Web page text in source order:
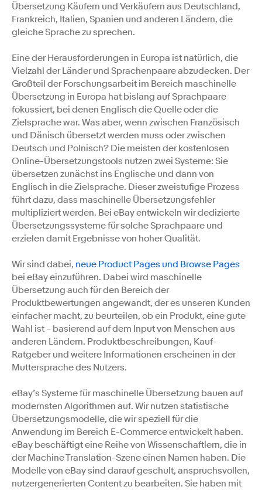
Übersetzung Käufern und Verkäufern aus Deutschland,
Frankreich, Italien, Spanien und anderen Ländern, die
gleiche Sprache zu sprechen.
Eine der Herausforderungen in Europa ist natürlich, die
Vielzahl der Länder und Sprachenpaare abzudecken. Der
Großteil der Forschungsarbeit im Bereich maschinelle
Übersetzung in Europa hat bislang auf Sprachpaare
fokussiert, bei denen Englisch die Quelle oder die
Zielsprache war. Was aber, wenn zwischen Französisch
und Dänisch übersetzt werden muss oder zwischen
Deutsch und Polnisch? Die meisten der kostenlosen
Online-Übersetzungstools nutzen zwei Systeme: Sie
übersetzen zunächst ins Englische und dann von
Englisch in die Zielsprache. Dieser zweistufige Prozess
führt dazu, dass maschinelle Übersetzungsfehler
multipliziert werden. Bei eBay entwickeln wir dedizierte
Übersetzungssysteme für solche Sprachpaare und
erzielen damit Ergebnisse von hoher Qualität.
Wir sind dabei, neue Product Pages und Browse Pages
bei eBay einzuführen. Dabei wird maschinelle
Übersetzung auch für den Bereich der
Produktbewertungen angewandt, der es unseren Kunden
einfacher macht, zu beurteilen, ob ein Produkt, eine gute
Wahl ist – basierend auf dem Input von Menschen aus
anderen Ländern. Produktbeschreibungen, Kauf-
Ratgeber und weitere Informationen erscheinen in der
Muttersprache des Nutzers.
eBay’s Systeme für maschinelle Übersetzung bauen auf
modernsten Algorithmen auf. Wir nutzen statistische
Übersetzungsmodelle, die wir speziell für die
Anwendung im Bereich E-Commerce entwickelt haben.
eBay beschäftigt eine Reihe von Wissenschaftlern, die in
der Machine Translation-Szene einen Namen haben. Die
Modelle von eBay sind darauf geschult, anspruchsvollen,
nutzergenerierten Content zu bearbeiten. Sie haben mit